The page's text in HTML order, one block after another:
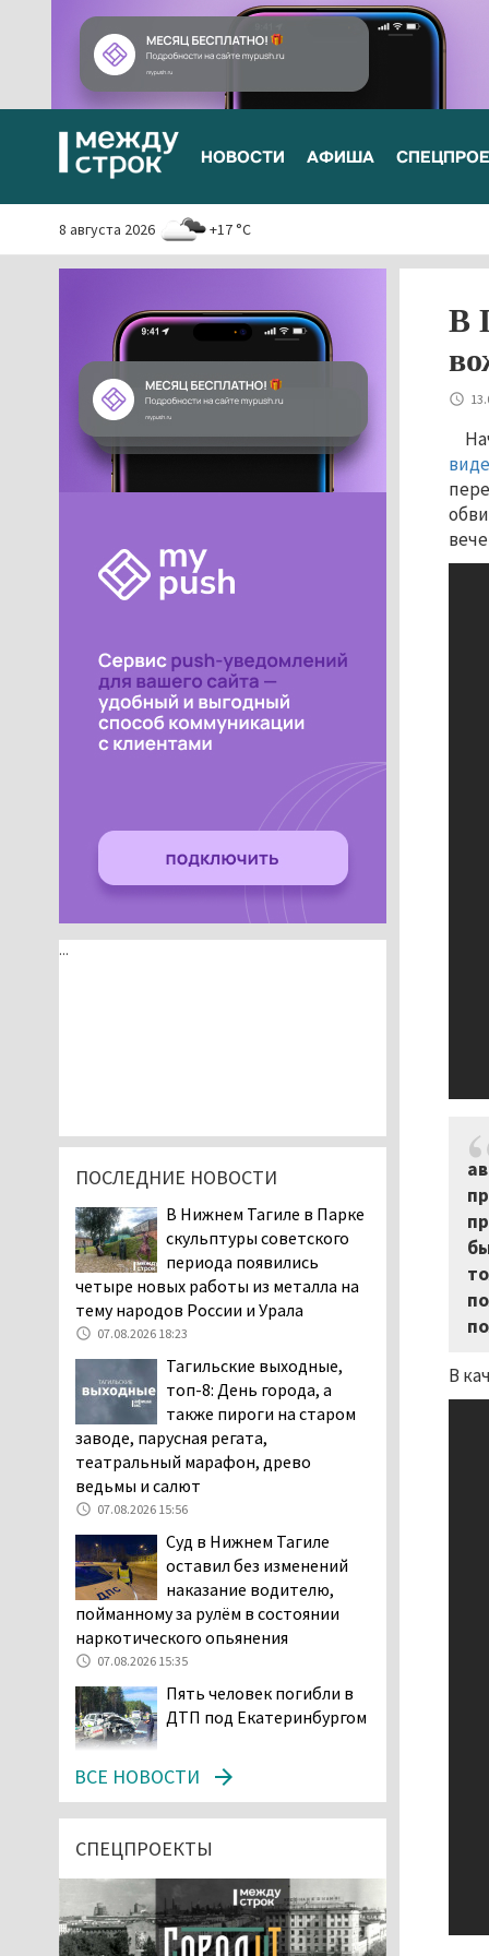
НОВОСТИ АФИША
8 августа 2026 +17 °C
В
В
...
ПОСЛЕДНИЕ НОВОСТИ
В Нижнем Тагиле в Парке
скульптуры советского
периода появились
четыре новых работы из металла на
тему народов России и Урала
07.08.2026 18:23
Тагильские выходные,
топ-8: День города, а
также пироги на старом
заводе, парусная регата,
театральный марафон, древо
ведьмы и салют
07.08.2026 15:56
Суд в Нижнем Тагиле
оставил без изменений
наказание водителю,
пойманному за рулём в состоянии
наркотического опьянения
07.08.2026 15:35
Пять человек погибли в
ДТП под Екатеринбургом
проникли в квартиру
через балкон, чтобы
07.08.2026 14:20
В Красноуральске хитрый
водитель BMW ездил с
ВСЕ НОВОСТИ
СПЕЦПРОЕКТЫ